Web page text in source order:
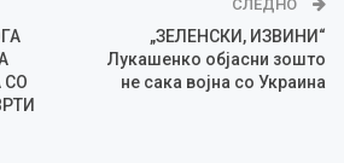
СО
СЛЕДНО
„ЗЕЛЕНСКИ, ИЗВИНИ“
Лукашенко објасни зошто
не сака војна со Украина